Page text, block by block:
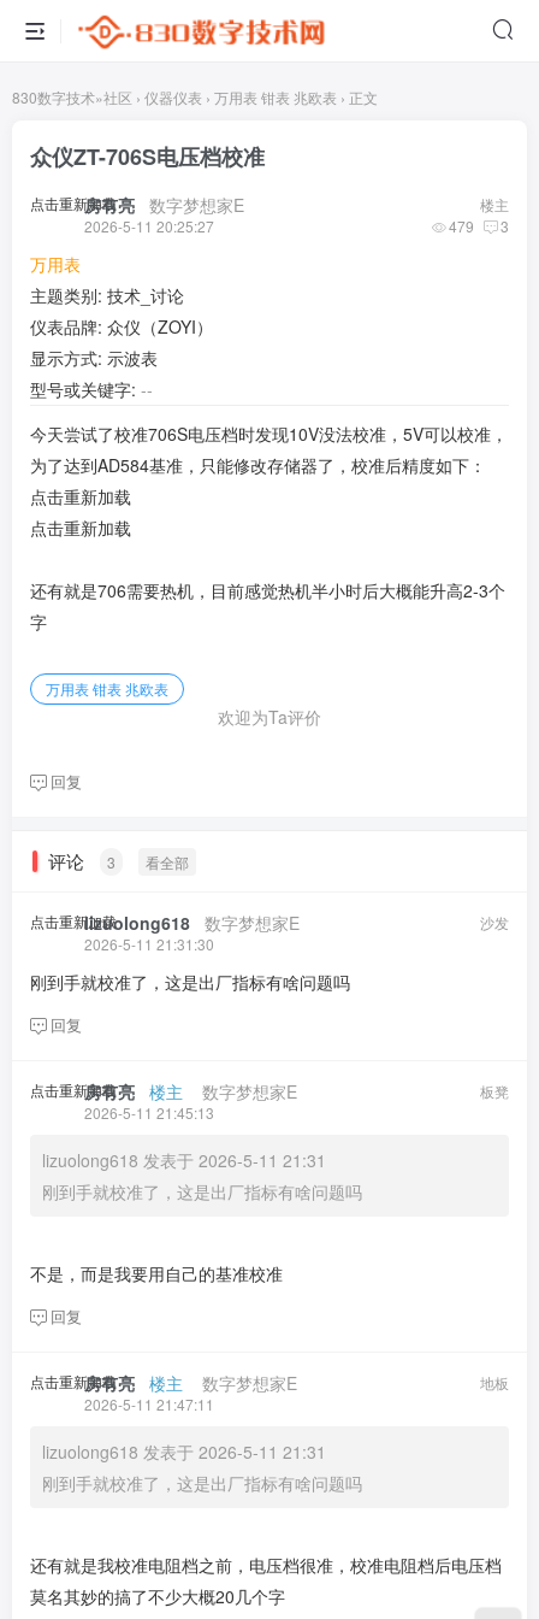
830数字技术»社区 › 仪器仪表 › 万用表 钳表 兆欧表 › 正文
众仪ZT-706S电压档校准
点击重新加载 楼主
房有亮 数字梦想家E
479 3
2026-5-11 20:25:27
万用表
主题类别: 技术_讨论
仪表品牌: 众仪（ZOYI）
显示方式: 示波表
型号或关键字: --
今天尝试了校准706S电压档时发现10V没法校准，5V可以校准，
为了达到AD584基准，只能修改存储器了，校准后精度如下：
点击重新加载
点击重新加载
还有就是706需要热机，目前感觉热机半小时后大概能升高2-3个
字
万用表 钳表 兆欧表
欢迎为Ta评价
回复
评论 3 看全部
点击重新加载 沙发
lizuolong618 数字梦想家E
2026-5-11 21:31:30
刚到手就校准了，这是出厂指标有啥问题吗
回复
点击重新加载 板凳
房有亮 楼主 数字梦想家E
2026-5-11 21:45:13
lizuolong618 发表于 2026-5-11 21:31
刚到手就校准了，这是出厂指标有啥问题吗
不是，而是我要用自己的基准校准
回复
点击重新加载 地板
房有亮 楼主 数字梦想家E
2026-5-11 21:47:11
lizuolong618 发表于 2026-5-11 21:31
刚到手就校准了，这是出厂指标有啥问题吗
还有就是我校准电阻档之前，电压档很准，校准电阻档后电压档
莫名其妙的搞了不少大概20几个字